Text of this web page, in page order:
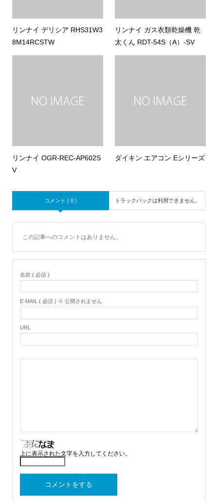
リンナイ デリシア RHS31W3
8M14RCSTW
リンナイ ガス衣類乾燥機 乾
太くん RDT-54S（A）-SV
リンナイ OGR-REC-AP602S
V
ダイキン エアコン Eシリーズ
コメント ( 0 ) トラックバックは利用できません。
この記事へのコメントはありません。
名前 ( 必須 )
E-MAIL ( 必須 ) ※ 公開されません
URL
上に表示された文字を入力してください。